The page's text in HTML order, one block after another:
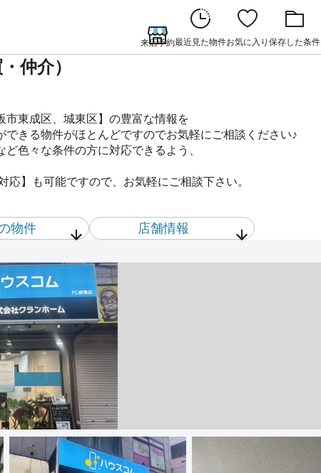
来店予約最近見た物件お気に入り 保存した条件
仲介）
東成区、城東区】の豊富な情報を
きる物件がほとんどですのでお気軽にご相談ください♪
色々な条件の方に対応できるよう、
応】も可能ですので、お気軽にご相談下さい。
物件 店舗情報